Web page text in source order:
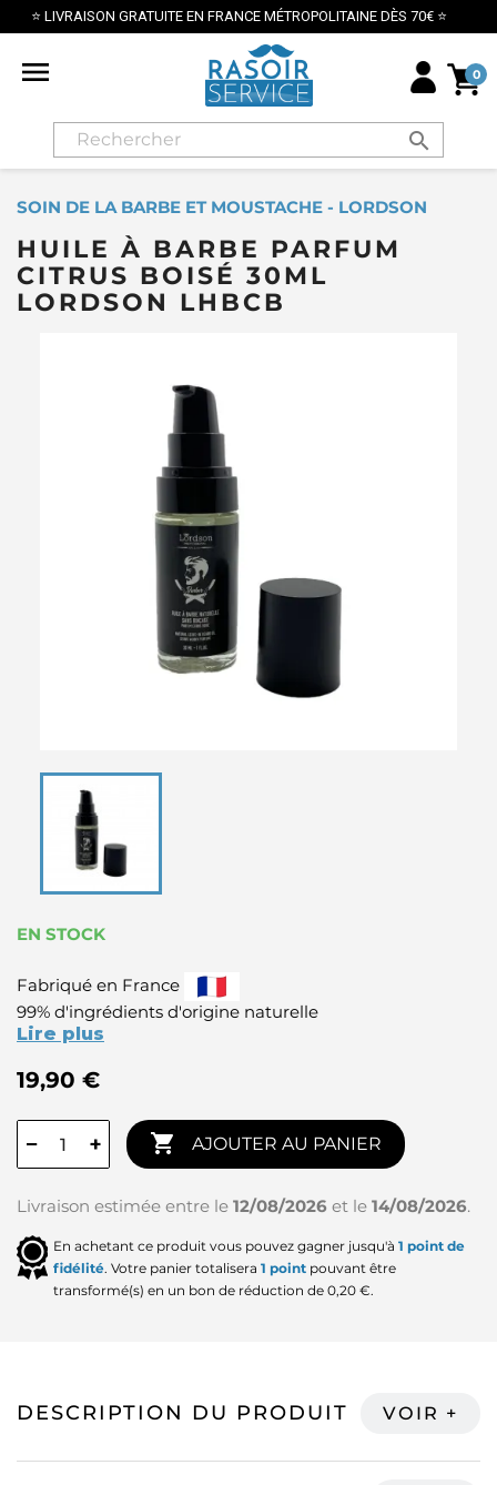
GRATUITE EN FRANCE MÉTROPOLITAINE DÈS 70€ ⭐
 0
search
SOIN DE LA BARBE ET MOUSTACHE - LORDSON
HUILE À BARBE PARFUM
CITRUS BOISÉ 30ML
LORDSON LHBCB
EN STOCK
Fabriqué en France
99% d'ingrédients d'origine naturelle
Lire plus
19,90 €
− +  AJOUTER AU PANIER
Livraison estimée entre le 12/08/2026 et le 14/08/2026.
En achetant ce produit vous pouvez gagner jusqu'à 1 point de
fidélité. Votre panier totalisera 1 point pouvant être
transformé(s) en un bon de réduction de 0,20 €.
DESCRIPTION DU PRODUIT